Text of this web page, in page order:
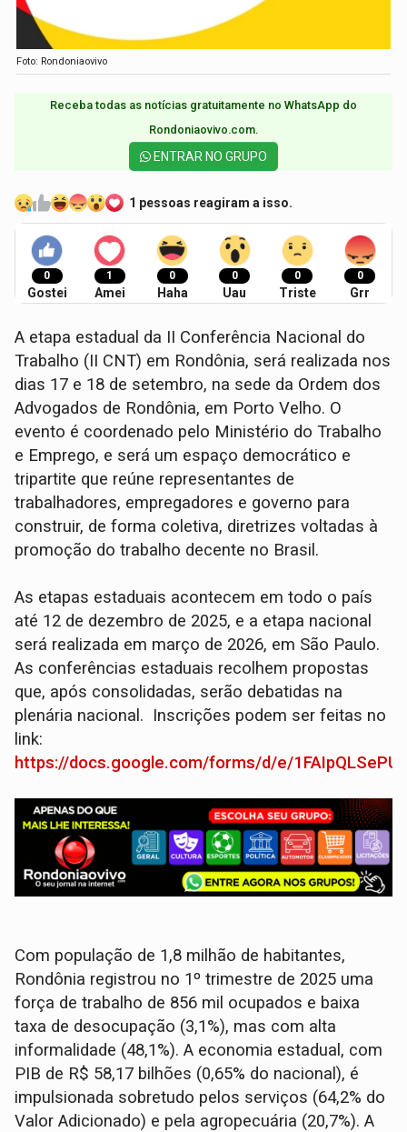
Foto: Rondoniaovivo
Receba todas as notícias gratuitamente no WhatsApp do
Rondoniaovivo.com.​
ENTRAR NO GRUPO
1 pessoas reagiram a isso.
0
Gostei
1
Amei
0
Haha
0
Uau
0
Triste
0
Grr
A etapa estadual da II Conferência Nacional do
Trabalho (II CNT) em Rondônia, será realizada nos
dias 17 e 18 de setembro, na sede da Ordem dos
Advogados de Rondônia, em Porto Velho. O
evento é coordenado pelo Ministério do Trabalho
e Emprego, e será um espaço democrático e
tripartite que reúne representantes de
trabalhadores, empregadores e governo para
construir, de forma coletiva, diretrizes voltadas à
promoção do trabalho decente no Brasil.
As etapas estaduais acontecem em todo o país
até 12 de dezembro de 2025, e a etapa nacional
será realizada em março de 2026, em São Paulo.
As conferências estaduais recolhem propostas
que, após consolidadas, serão debatidas na
plenária nacional. Inscrições podem ser feitas no
link:
https://docs.google.com/forms/d/e/
Com população de 1,8 milhão de habitantes,
Rondônia registrou no 1º trimestre de 2025 uma
força de trabalho de 856 mil ocupados e baixa
taxa de desocupação (3,1%), mas com alta
informalidade (48,1%). A economia estadual, com
PIB de R$ 58,17 bilhões (0,65% do nacional), é
impulsionada sobretudo pelos serviços (64,2% do
Valor Adicionado) e pela agropecuária (20,7%). A